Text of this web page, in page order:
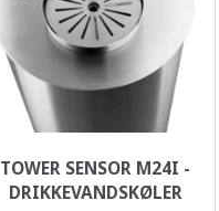
TOWER SENSOR M24I -
DRIKKEVANDSKØLER